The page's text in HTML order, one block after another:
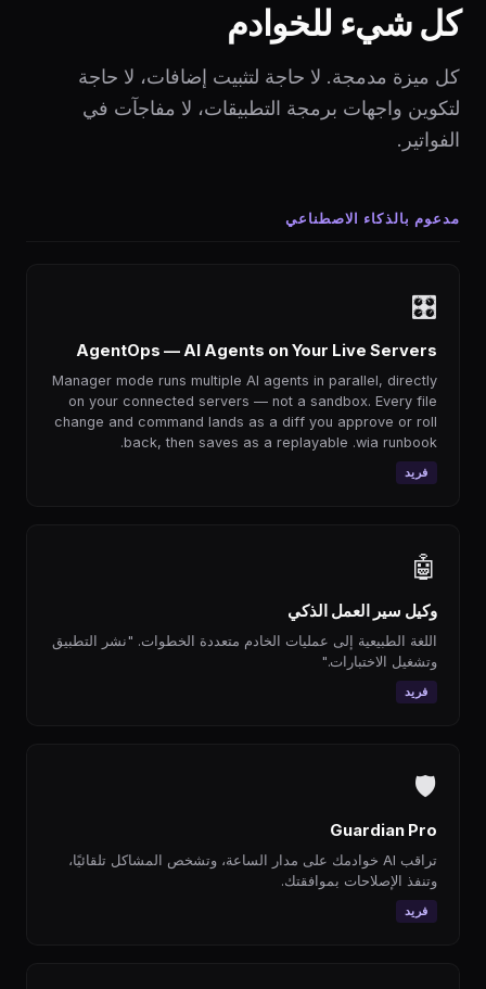
كل شيء للخوادم
كل ميزة مدمجة. لا حاجة لتثبيت إضافات، لا حاجة
لتكوين واجهات برمجة التطبيقات، لا مفاجآت في
الفواتير.
مدعوم بالذكاء الاصطناعي
🎛
AgentOps — AI Agents on Your Live Servers
Manager mode runs multiple AI agents in parallel, directly
on your connected servers — not a sandbox. Every file
change and command lands as a diff you approve or roll
back, then saves as a replayable .wia runbook.
فريد
🤖
وكيل سير العمل الذكي
اللغة الطبيعية إلى عمليات الخادم متعددة الخطوات. "نشر التطبيق
وتشغيل الاختبارات."
فريد
🛡
Guardian Pro
تراقب AI خوادمك على مدار الساعة، وتشخص المشاكل تلقائيًا،
وتنفذ الإصلاحات بموافقتك.
فريد